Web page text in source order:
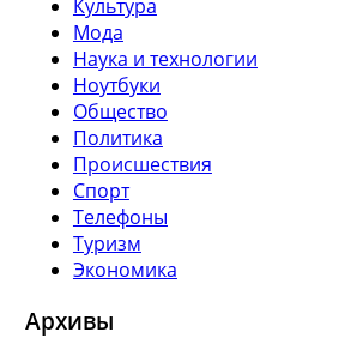
Культура
Мода
Наука и технологии
Ноутбуки
Общество
Политика
Происшествия
Спорт
Телефоны
Туризм
Экономика
Архивы